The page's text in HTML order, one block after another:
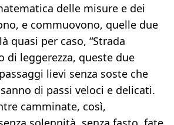
delle misure e dei
e commuovono, quelle due
quasi per caso, “Strada
di leggerezza, queste due
lievi senza soste che
di passi veloci e delicati.
camminate, così,